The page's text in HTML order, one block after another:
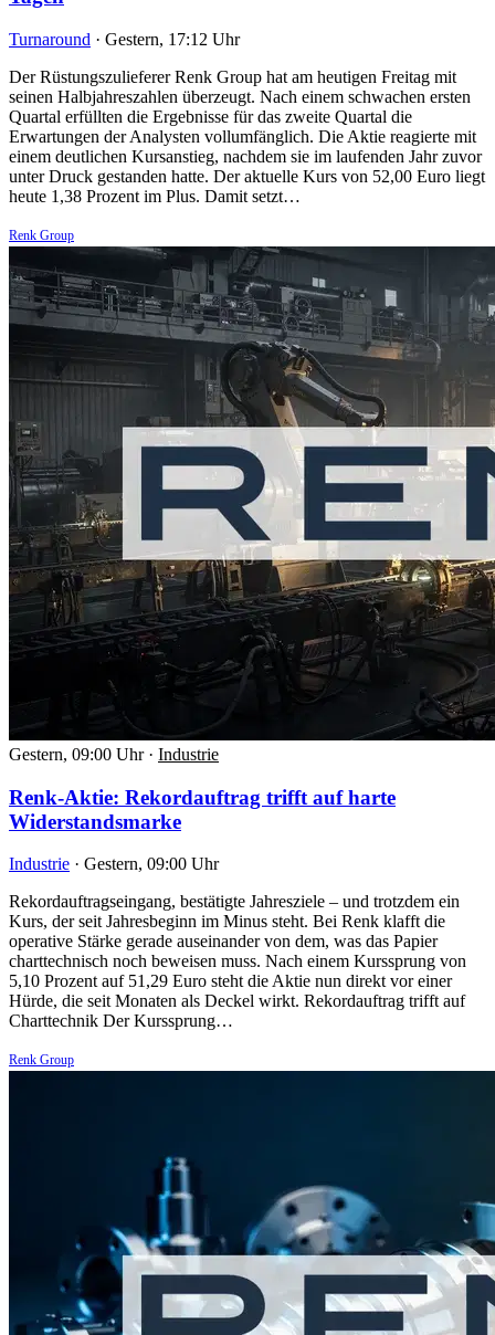
Turnaround · Gestern, 17:12 Uhr
Der Rüstungszulieferer Renk Group hat am heutigen Freitag mit
seinen Halbjahreszahlen überzeugt. Nach einem schwachen ersten
Quartal erfüllten die Ergebnisse für das zweite Quartal die
Erwartungen der Analysten vollumfänglich. Die Aktie reagierte mit
einem deutlichen Kursanstieg, nachdem sie im laufenden Jahr zuvor
unter Druck gestanden hatte. Der aktuelle Kurs von 52,00 Euro liegt
heute 1,38 Prozent im Plus. Damit setzt…
Renk Group
Gestern, 09:00 Uhr · Industrie
Renk-Aktie: Rekordauftrag trifft auf harte
Widerstandsmarke
Industrie · Gestern, 09:00 Uhr
Rekordauftragseingang, bestätigte Jahresziele – und trotzdem ein
Kurs, der seit Jahresbeginn im Minus steht. Bei Renk klafft die
operative Stärke gerade auseinander von dem, was das Papier
charttechnisch noch beweisen muss. Nach einem Kurssprung von
5,10 Prozent auf 51,29 Euro steht die Aktie nun direkt vor einer
Hürde, die seit Monaten als Deckel wirkt. Rekordauftrag trifft auf
Charttechnik Der Kurssprung…
Renk Group